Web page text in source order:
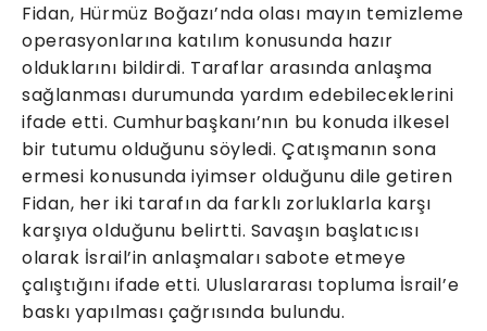
Fidan, Hürmüz Boğazı’nda olası mayın temizleme
operasyonlarına katılım konusunda hazır
olduklarını bildirdi. Taraflar arasında anlaşma
sağlanması durumunda yardım edebileceklerini
ifade etti. Cumhurbaşkanı’nın bu konuda ilkesel
bir tutumu olduğunu söyledi. Çatışmanın sona
ermesi konusunda iyimser olduğunu dile getiren
Fidan, her iki tarafın da farklı zorluklarla karşı
karşıya olduğunu belirtti. Savaşın başlatıcısı
olarak İsrail’in anlaşmaları sabote etmeye
çalıştığını ifade etti. Uluslararası topluma İsrail’e
baskı yapılması çağrısında bulundu.